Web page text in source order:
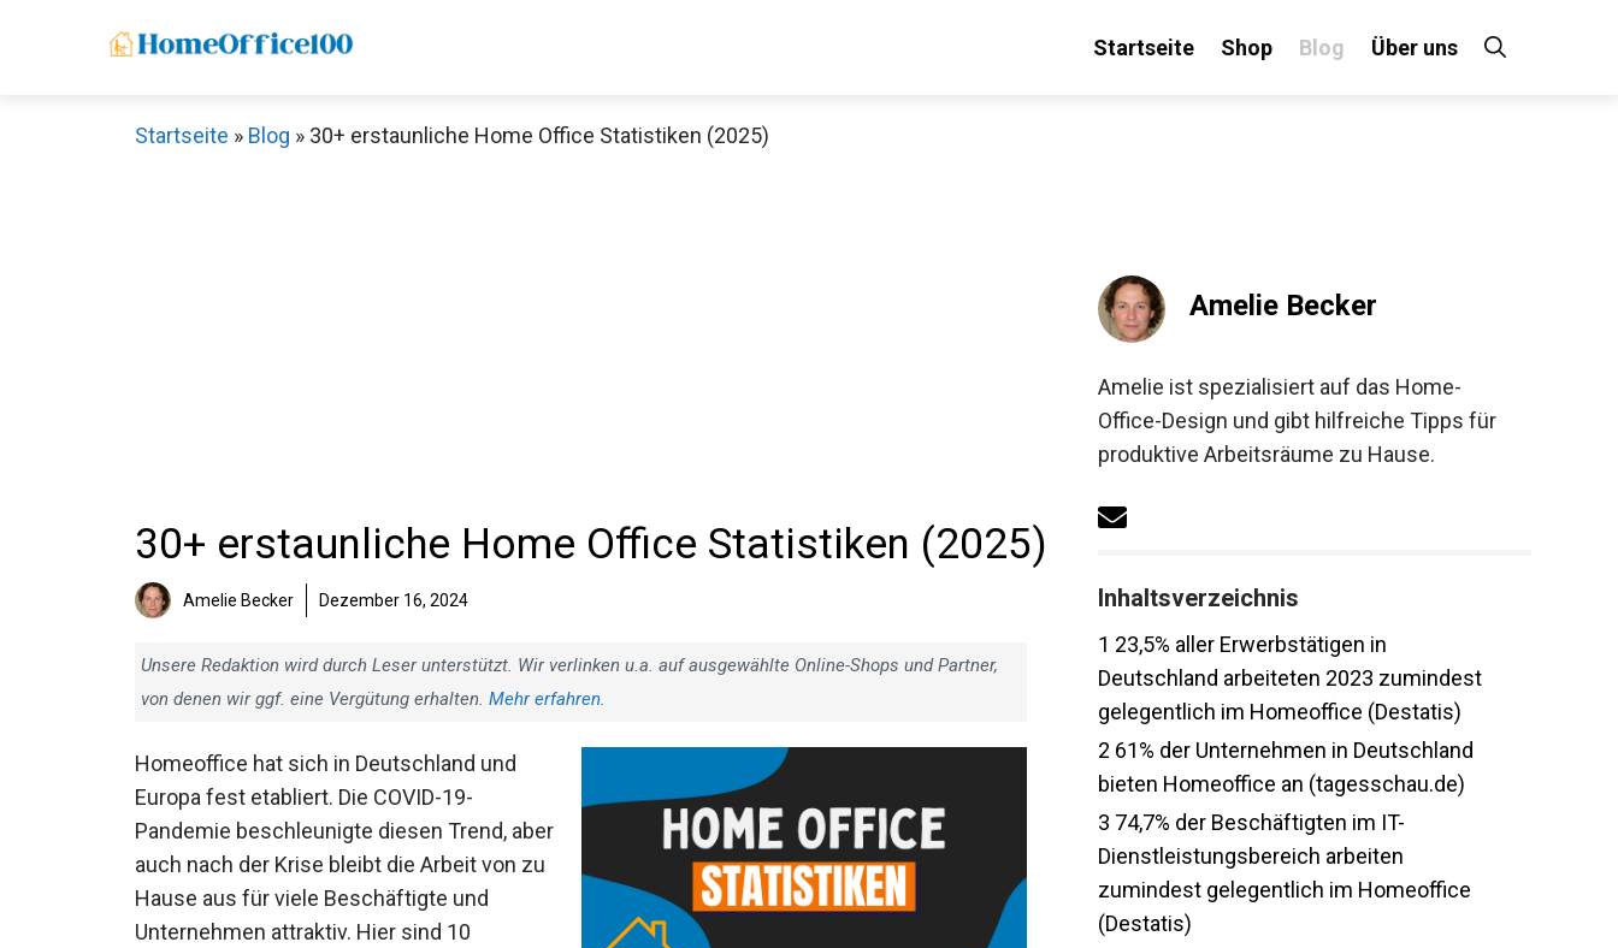
Startseite Shop Blog Über uns
Startseite » Blog » 30+ erstaunliche Home Office Statistiken (2025)
30+ erstaunliche Home Office Statistiken (2025)
Amelie Becker Dezember 16, 2024
Unsere Redaktion wird durch Leser unterstützt. Wir verlinken u.a. auf ausgewählte Online-Shops und Partner,
von denen wir ggf. eine Vergütung erhalten. Mehr erfahren.
Homeoffice hat sich in Deutschland und
Europa fest etabliert. Die COVID-19-
Pandemie beschleunigte diesen Trend, aber
auch nach der Krise bleibt die Arbeit von zu
Hause aus für viele Beschäftigte und
Unternehmen attraktiv. Hier sind 10
Amelie Becker
Amelie ist spezialisiert auf das Home-
Office-Design und gibt hilfreiche Tipps für
produktive Arbeitsräume zu Hause.
Inhaltsverzeichnis
1 23,5% aller Erwerbstätigen in
Deutschland arbeiteten 2023 zumindest
gelegentlich im Homeoffice (Destatis)
2 61% der Unternehmen in Deutschland
bieten Homeoffice an (tagesschau.de)
3 74,7% der Beschäftigten im IT-
Dienstleistungsbereich arbeiten
zumindest gelegentlich im Homeoffice
(Destatis)